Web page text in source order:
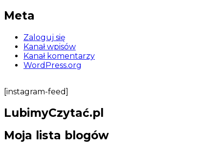
Meta
Zaloguj się
Kanał wpisów
Kanał komentarzy
WordPress.org
[instagram-feed]
LubimyCzytać.pl
Moja lista blogów